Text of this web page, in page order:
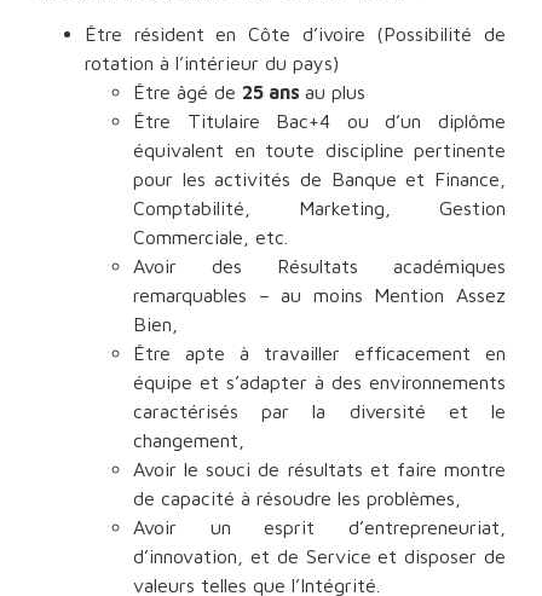
Être résident en Côte d’ivoire (Possibilité de
rotation à l’intérieur du pays)
Être âgé de 25 ans au plus
Être Titulaire Bac+4 ou d’un diplôme
équivalent en toute discipline pertinente
pour les activités de Banque et Finance,
Comptabilité, Marketing, Gestion
Commerciale, etc.
Avoir des Résultats académiques
remarquables – au moins Mention Assez
Bien,
Être apte à travailler efficacement en
équipe et s’adapter à des environnements
caractérisés par la diversité et le
changement,
Avoir le souci de résultats et faire montre
de capacité à résoudre les problèmes,
Avoir un esprit d’entrepreneuriat,
d’innovation, et de Service et disposer de
valeurs telles que l’Intégrité.